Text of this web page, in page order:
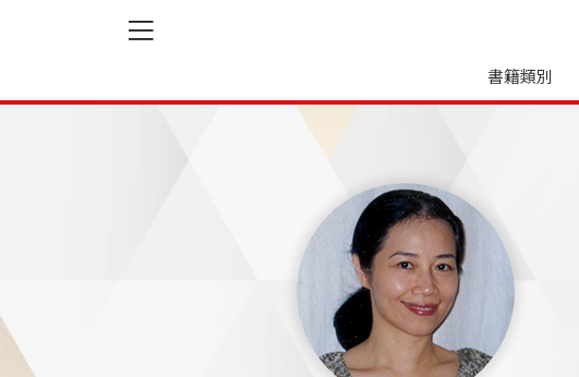
書籍類別